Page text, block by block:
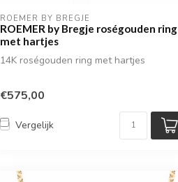
ROEMER BY BREGJE
ROEMER by Bregje roségouden ring
met hartjes
14K roségouden ring met hartjes
€575,00
Vergelijk